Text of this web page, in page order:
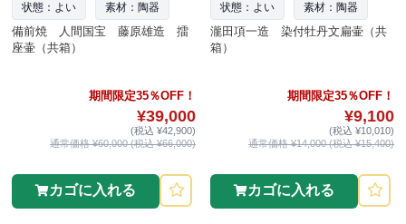
状態：よい 素材：陶器
備前焼 人間国宝 藤原雄造 擂
座壷（共箱）
期間限定35％OFF！
¥39,000
(税込 ¥42,900)
通常価格 ¥60,000 (税込 ¥66,000)
カゴに入れる
状態：よい 素材：陶器
瀧田項一造 染付牡丹文扁壷（共
箱）
期間限定35％OFF！
¥9,100
(税込 ¥10,010)
通常価格 ¥14,000 (税込 ¥15,400)
カゴに入れる